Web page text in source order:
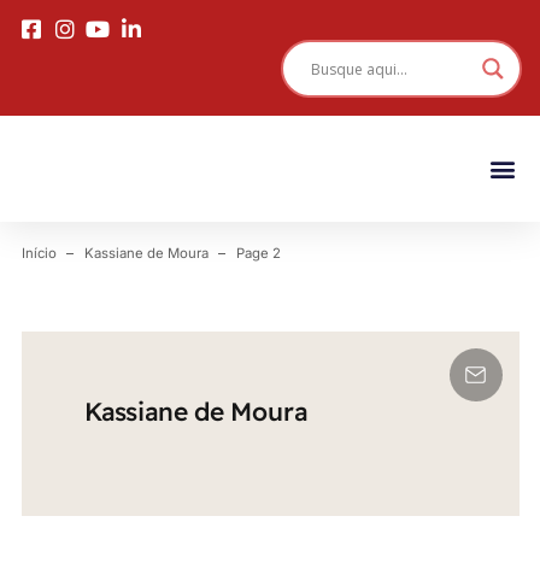
Início Kassiane de Moura Page 2
Kassiane de Moura